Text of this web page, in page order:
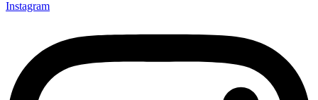
Instagram